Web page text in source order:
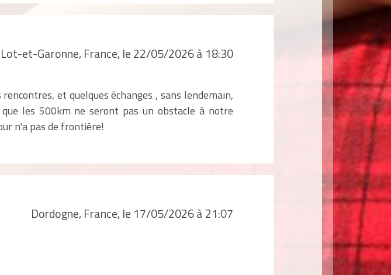
Lot-et-Garonne, France, le 22/05/2026 à 18:30
et quelques échanges , sans lendemain,
les 500km ne seront pas un obstacle à notre
n'a pas de frontière!
Dordogne, France, le 17/05/2026 à 21:07